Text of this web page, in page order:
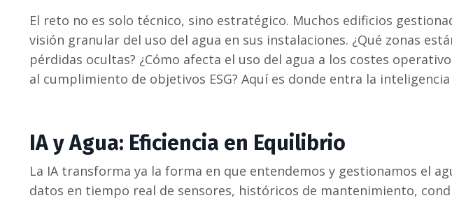
El reto no es solo técnico, sino estratégico. Muchos edificios
visión granular del uso del agua en sus instalaciones. ¿Qué zonas
pérdidas ocultas? ¿Cómo afecta el uso del agua a los costes
al cumplimiento de objetivos ESG? Aquí es donde entra la
IA y Agua: Eficiencia en Equilibrio
La IA transforma ya la forma en que entendemos y gestionamos el
datos en tiempo real de sensores, históricos de mantenimiento,